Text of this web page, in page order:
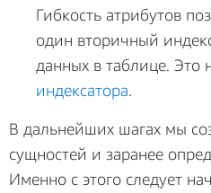
Гибкость атрибутов
один вторичный
данных в таблице. Это
индексатора.
В дальнейших шагах мы
сущностей и заранее
Именно с этого следует